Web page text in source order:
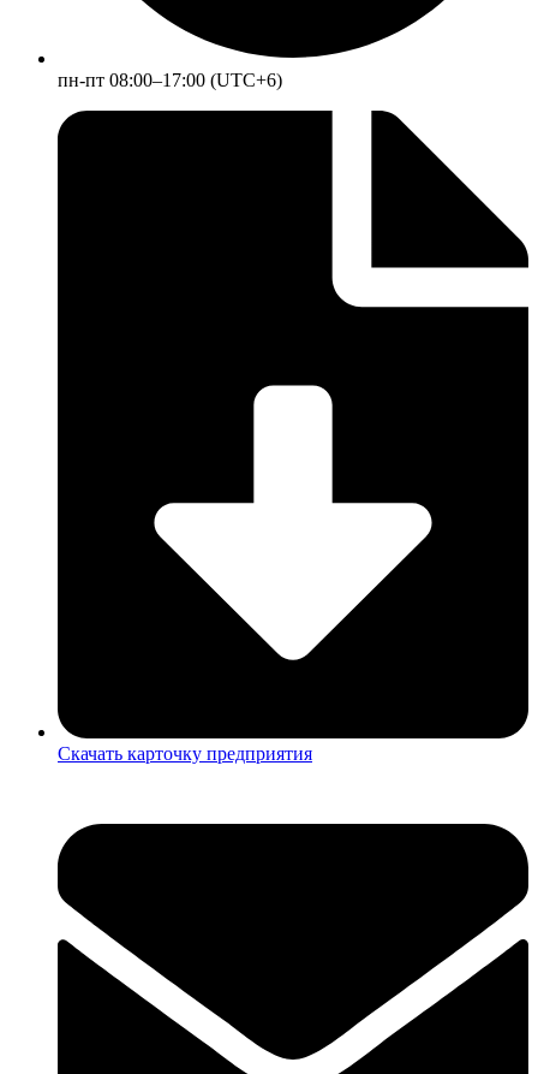
пн-пт 08:00–17:00 (UTC+6)
Скачать карточку предприятия